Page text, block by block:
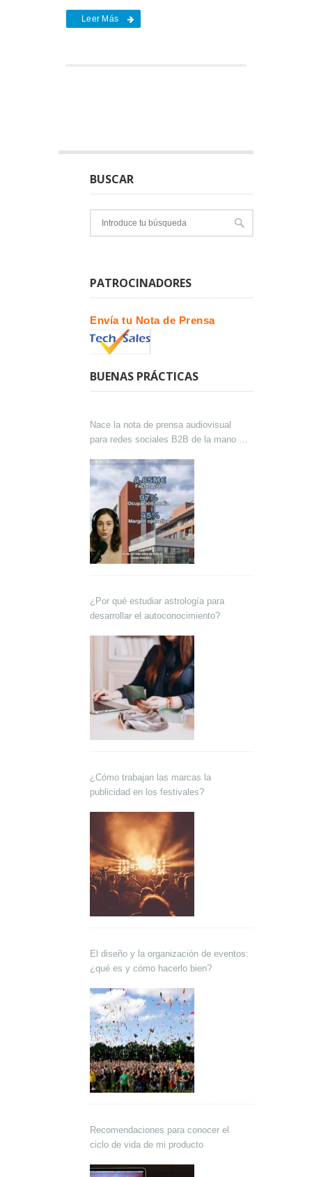
Leer Más
BUSCAR
PATROCINADORES
Envía tu Nota de Prensa
BUENAS PRÁCTICAS
Nace la nota de prensa audiovisual
para redes sociales B2B de la mano de
¿Por qué estudiar astrología para
desarrollar el autoconocimiento?
¿Cómo trabajan las marcas la
publicidad en los festivales?
El diseño y la organización de eventos:
¿qué es y cómo hacerlo bien?
Recomendaciones para conocer el
ciclo de vida de mi producto